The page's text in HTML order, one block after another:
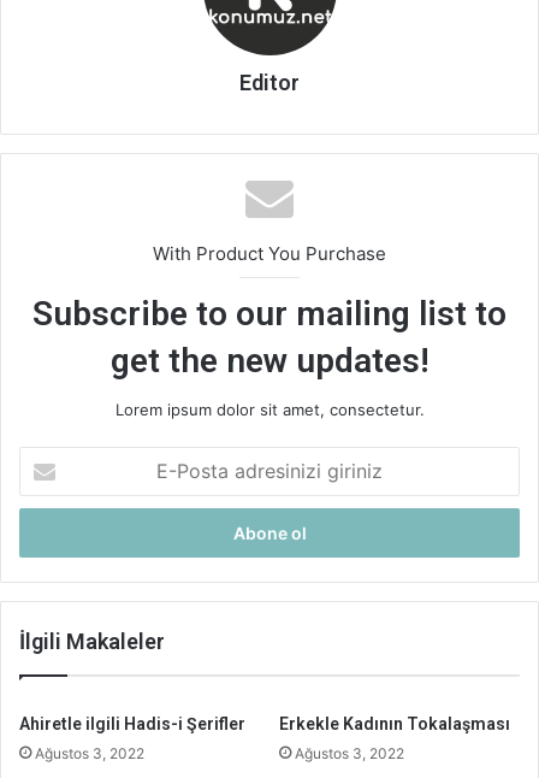
Editor
With Product You Purchase
Subscribe to our mailing list to
get the new updates!
Lorem ipsum dolor sit amet, consectetur.
Posta
adresinizi
İlgili Makaleler
Ahiretle ilgili Hadis-i Şerifler
Ağustos 3, 2022
Erkekle Kadının Tokalaşması
Ağustos 3, 2022